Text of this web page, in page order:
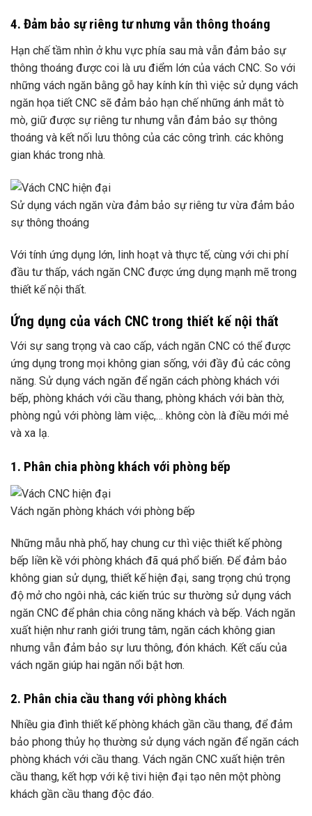
4. Đảm bảo sự riêng tư nhưng vẫn thông thoáng
Hạn chế tầm nhìn ở khu vực phía sau mà vẫn đảm bảo sự
thông thoáng được coi là ưu điểm lớn của vách CNC. So với
những vách ngăn bằng gỗ hay kính kín thì việc sử dụng vách
ngăn họa tiết CNC sẽ đảm bảo hạn chế những ánh mắt tò
mò, giữ được sự riêng tư nhưng vẫn đảm bảo sự thông
thoáng và kết nối lưu thông của các công trình. các không
gian khác trong nhà.
Sử dụng vách ngăn vừa đảm bảo sự riêng tư vừa đảm bảo
sự thông thoáng
Với tính ứng dụng lớn, linh hoạt và thực tế, cùng với chi phí
đầu tư thấp, vách ngăn CNC được ứng dụng mạnh mẽ trong
thiết kế nội thất.
Ứng dụng của vách CNC trong thiết kế nội thất
Với sự sang trọng và cao cấp, vách ngăn CNC có thể được
ứng dụng trong mọi không gian sống, với đầy đủ các công
năng. Sử dụng vách ngăn để ngăn cách phòng khách với
bếp, phòng khách với cầu thang, phòng khách với bàn thờ,
phòng ngủ với phòng làm việc,… không còn là điều mới mẻ
và xa lạ.
1. Phân chia phòng khách với phòng bếp
Vách ngăn phòng khách với phòng bếp
Những mẫu nhà phố, hay chung cư thì việc thiết kế phòng
bếp liền kề với phòng khách đã quá phổ biến. Để đảm bảo
không gian sử dụng, thiết kế hiện đại, sang trọng chú trọng
độ mở cho ngôi nhà, các kiến ​​trúc sư thường sử dụng vách
ngăn CNC để phân chia công năng khách và bếp. Vách ngăn
xuất hiện như ranh giới trung tâm, ngăn cách không gian
nhưng vẫn đảm bảo sự lưu thông, đón khách. Kết cấu của
vách ngăn giúp hai ngăn nổi bật hơn.
2. Phân chia cầu thang với phòng khách
Nhiều gia đình thiết kế phòng khách gần cầu thang, để đảm
bảo phong thủy họ thường sử dụng vách ngăn để ngăn cách
phòng khách với cầu thang. Vách ngăn CNC xuất hiện trên
cầu thang, kết hợp với kệ tivi hiện đại tạo nên một phòng
khách gần cầu thang độc đáo.